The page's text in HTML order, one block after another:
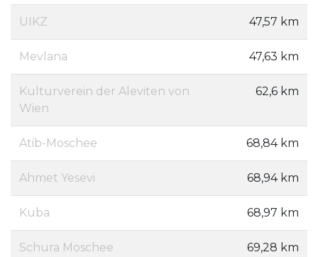
UIKZ 47,57 km
Mevlana 47,63 km
Kulturverein der Aleviten von
Wien
62,6 km
Atib-Moschee 68,84 km
Ahmet Yesevi 68,94 km
Kuba 68,97 km
Schura Moschee 69,28 km